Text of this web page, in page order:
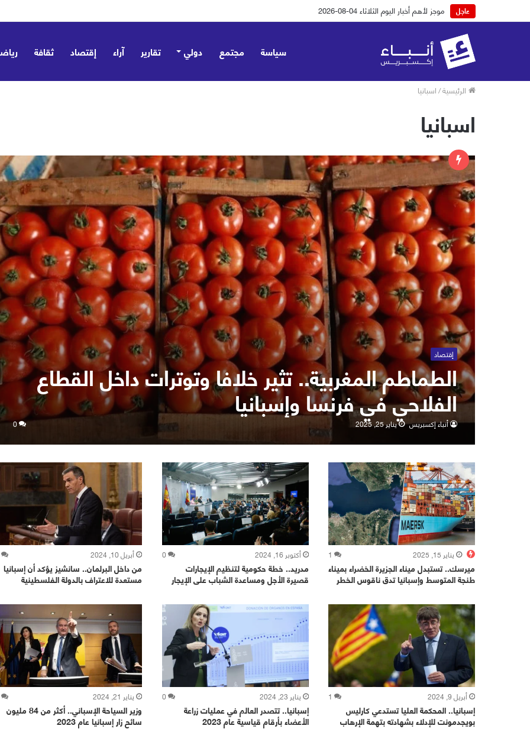
عاجل موجز لأهم أخبار اليوم الثلاثاء 04-08-2026
سياسة مجتمع دولي تقارير آراء إقتصاد ثقافة
الرئيسية/اسبانيا
اسبانيا
إقتصاد
الطماطم المغربية.. تثير خلافا وتوترات داخل القطاع
الفلاحي في فرنسا وإسبانيا
أنباء إكسبريس يناير 25, 2025 0
يناير 15, 2025 1
ميرسك.. تستبدل ميناء الجزيرة الخضراء بميناء
طنجة المتوسط وإسبانيا تدق ناقوس الخطر
أكتوبر 16, 2024 0
مدريد.. خطة حكومية لتنظيم الإيجارات
قصيرة الأجل ومساعدة الشباب على الإيجار
أبريل 10, 2024
من داخل البرلمان.. سانشيز يؤكد أن إسبانيا
مستعدة للاعتراف بالدولة الفلسطينية
أبريل 9, 2024 1
إسبانيا.. المحكمة العليا تستدعي كارليس
بويجدمونت للإدلاء بشهادته بتهمة الإرهاب
يناير 23, 2024 0
إسبانيا.. تتصدر العالم في عمليات زراعة
الأعضاء بأرقام قياسية عام 2023
يناير 21, 2024
وزير السياحة الإسباني.. أكثر من 84 مليون
سائح زار إسبانيا عام 2023